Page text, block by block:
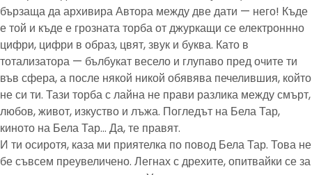
бързаща да архивира Автора между две дати — него! Къде
е той и къде е грозната торба от джуркащи се електроннно
цифри, цифри в образ, цвят, звук и буква. Като в
тотализатора — бълбукат весело и глупаво пред очите ти
във сфера, а после някой никой обявява печелившия, който
не си ти. Тази торба с лайна не прави разлика между смърт,
любов, живот, изкуство и лъжа. Погледът на Бела Тар,
киното на Бела Тар… Да, те правят.
И ти осиротя, каза ми приятелка по повод Бела Тар. Това не
бе съвсем преувеличено. Легнах с дрехите, опитвайки се за